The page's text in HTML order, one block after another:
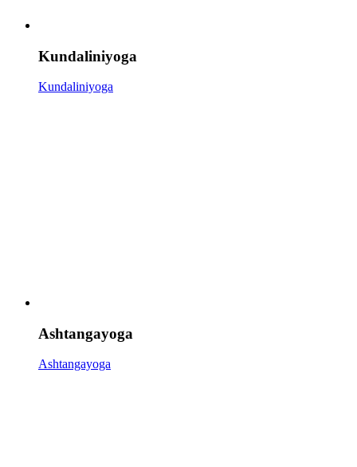
Kundaliniyoga
Kundaliniyoga
Ashtangayoga
Ashtangayoga